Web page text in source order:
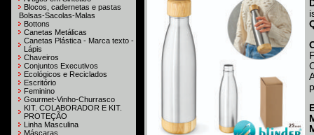
Blocos, cadernetas e pastas
Bolsas-Sacolas-Malas
Bottons
Canetas Metálicas
Canetas Plástica - Marca texto -
Lápis
Chaveiros
Conjuntos Executivos
Ecológicos e Reciclados
Escritório
Feminino
Gourmet-Vinho-Churrasco
KIT. COLABORADOR E KIT.
PROTEÇÃO
Linha Masculina
Máscaras